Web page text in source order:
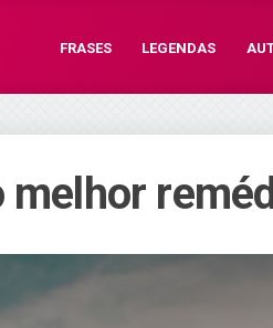
FRASES LEGENDAS
melhor